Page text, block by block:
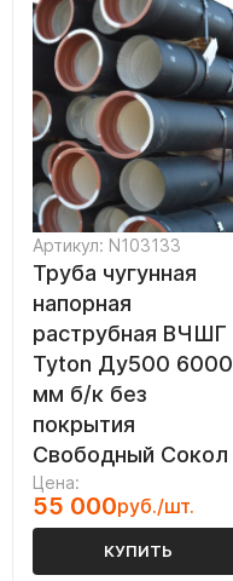
Артикул: N103133
Труба чугунная
напорная
раструбная ВЧШГ
Tyton Ду500 6000
мм б/к без
покрытия
Свободный Сокол
Цена:
55 000руб./шт.
КУПИТЬ